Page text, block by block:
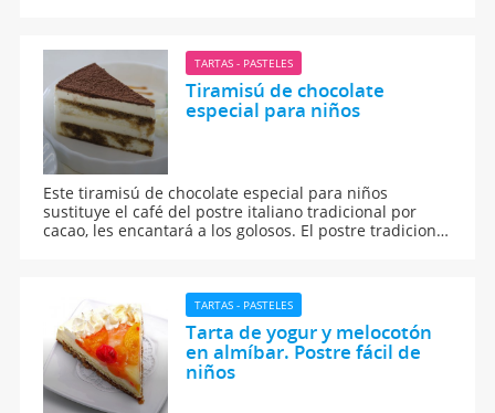
TARTAS - PASTELES
Tiramisú de chocolate
especial para niños
Este tiramisú de chocolate especial para niños
sustituye el café del postre italiano tradicional por
cacao, les encantará a los golosos. El postre tradicional
TARTAS - PASTELES
Tarta de yogur y melocotón
en almíbar. Postre fácil de
niños